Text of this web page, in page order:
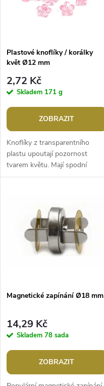
p
r
o
d
u
s
p
r
o
d
u
Plastové knoflíky / korálky
květ Ø12 mm
2,72 Kč
Skladem 171 g
ZOBRAZIT
Knoflíky z transparentního
plastu upoutají pozornost
tvarem květu. Mají spodní
přišívání. Můžete je našít na
Magnetické zapínání Ø18 mm
14,29 Kč
Skladem 78 sada
ZOBRAZIT